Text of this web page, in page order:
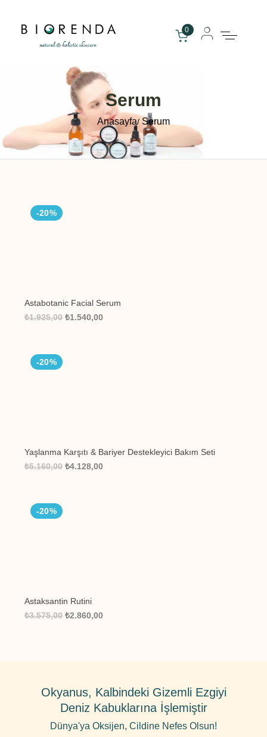
0
Serum
Anasayfa Serum
-20%
Astabotanic Facial Serum
₺1.925,00 ₺1.540,00
-20%
Yaşlanma Karşıtı & Bariyer Destekleyici Bakım Seti
₺5.160,00 ₺4.128,00
-20%
⁠Astaksantin Rutini
₺3.575,00 ₺2.860,00
Okyanus, Kalbindeki Gizemli Ezgiyi
Deniz Kabuklarına İşlemiştir
Dünya'ya Oksijen, Cildine Nefes Olsun!